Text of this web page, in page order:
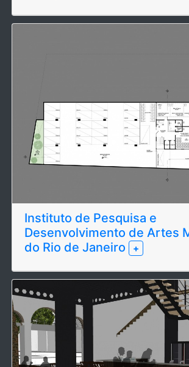
Instituto de Pesquisa e
Desenvolvimento de Artes
do Rio de Janeiro
+